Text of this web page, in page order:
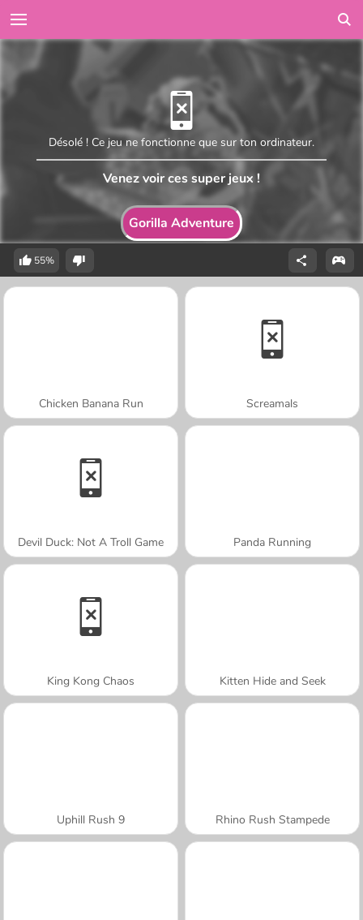
Gorilla Adventure
Désolé ! Ce jeu ne fonctionne que sur ton ordinateur.
Venez voir ces super jeux !
55%
Chicken Banana Run Screamals
Devil Duck: Not A Troll Game Panda Running
King Kong Chaos Kitten Hide and Seek
Uphill Rush 9 Rhino Rush Stampede